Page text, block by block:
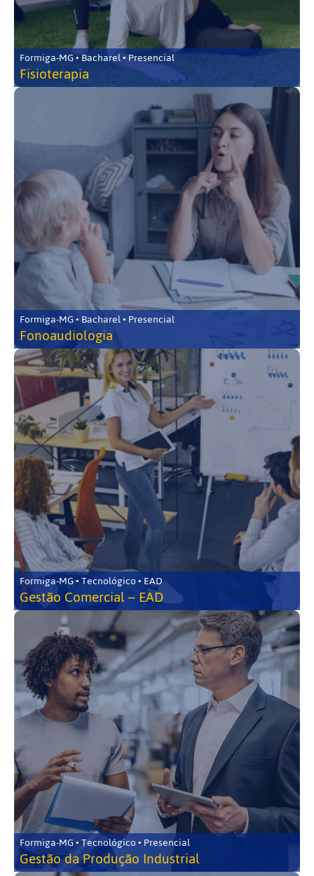
Formiga-MG • Bacharel • Presencial
Fisioterapia
Formiga-MG • Bacharel • Presencial
Fonoaudiologia
Formiga-MG • Tecnológico • EAD
Gestão Comercial – EAD
Formiga-MG • Tecnológico • Presencial
Gestão da Produção Industrial